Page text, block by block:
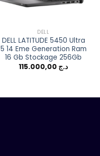
DELL
DELL LATITUDE 5450 Ultra
5 14 Eme Generation Ram
16 Gb Stockage 256Gb
د.ج